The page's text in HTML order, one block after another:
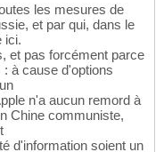
les mesures de
et par qui, dans le
ici.
et pas forcément parce
à cause d'options
n'a aucun remord à
Chine communiste,
d'information soient un